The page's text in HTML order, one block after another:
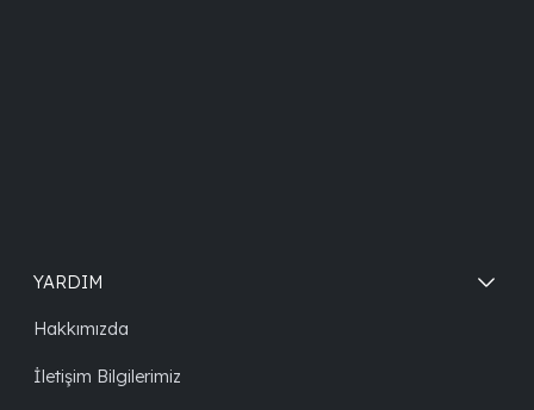
YARDIM
Hakkımızda
İletişim Bilgilerimiz